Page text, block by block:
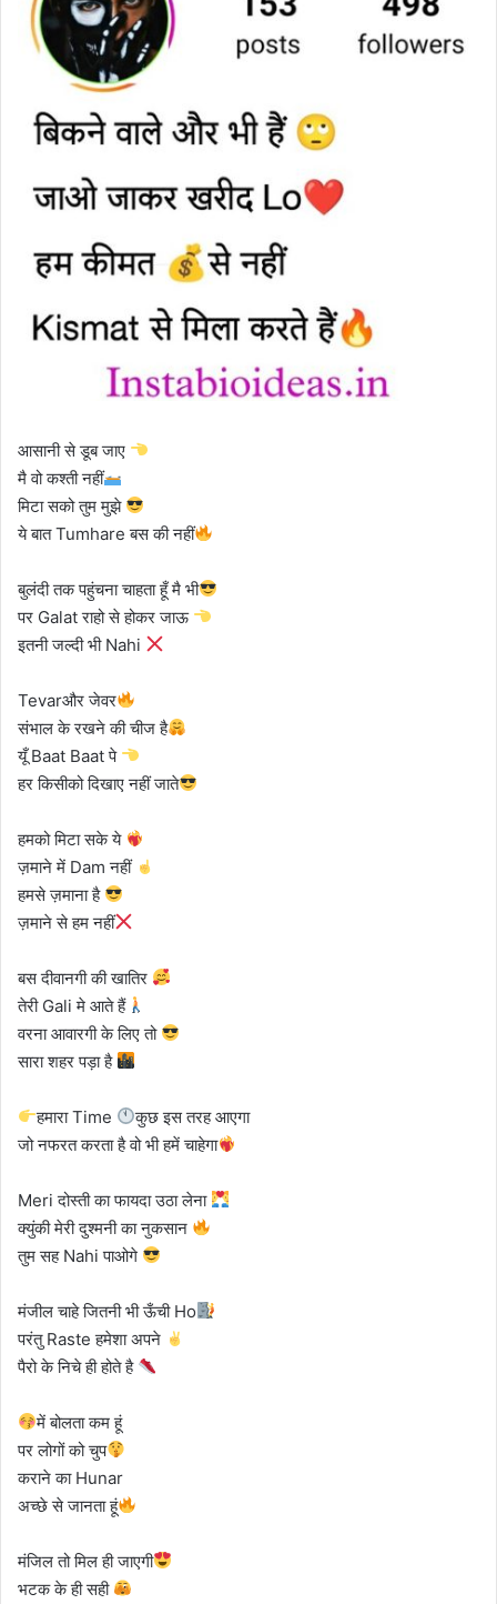
आसानी से डूब जाए
मै वो कश्ती नहीं
मिटा सको तुम मुझे
ये बात Tumhare बस की नहीं
बुलंदी तक पहुंचना चाहता हूँ मै भी
पर Galat राहो से होकर जाऊ
इतनी जल्दी भी Nahi
Tevarऔर जेवर
संभाल के रखने की चीज है
यूँ Baat Baat पे
हर किसीको दिखाए नहीं जाते
हमको मिटा सके ये
ज़माने में Dam नहीं
हमसे ज़माना है
ज़माने से हम नहीं
बस दीवानगी की खातिर
तेरी Gali मे आते हैं
वरना आवारगी के लिए तो
सारा शहर पड़ा है
हमारा Time
कुछ इस तरह आएगा
जो नफरत करता है वो भी हमें चाहेगा
Meri दोस्ती का फायदा उठा लेना
क्युंकी मेरी दुश्मनी का नुकसान
तुम सह Nahi पाओगे
मंजील चाहे जितनी भी ऊँची Ho
परंतु Raste हमेशा अपने
पैरो के निचे ही होते है
में बोलता कम हूं
पर लोगों को चुप
कराने का Hunar
अच्छे से जानता हूं
मंजिल तो मिल ही जाएगी
भटक के ही सही